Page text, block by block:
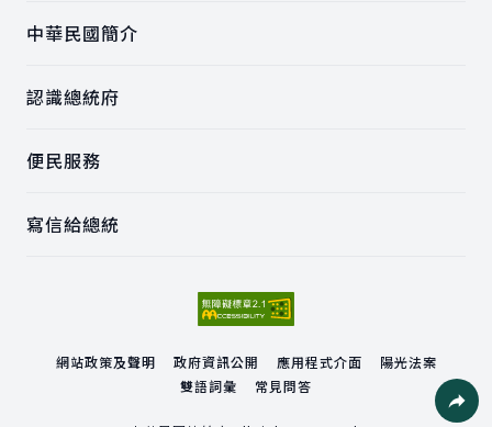
中華民國簡介
認識總統府
便民服務
寫信給總統
網站政策及聲明 政府資訊公開 應用程式介面
陽光法案
雙語詞彙
常見問答